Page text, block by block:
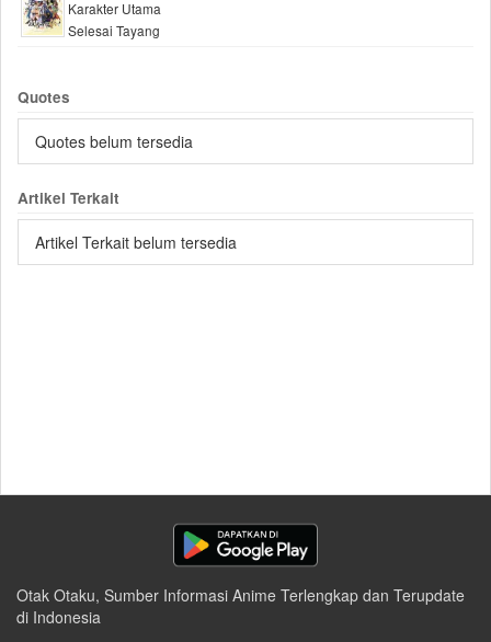
Karakter Utama
Selesai Tayang
Quotes
Quotes belum tersedia
Artikel Terkait
Artikel Terkait belum tersedia
Otak Otaku, Sumber Informasi Anime Terlengkap dan Terupdate
di Indonesia